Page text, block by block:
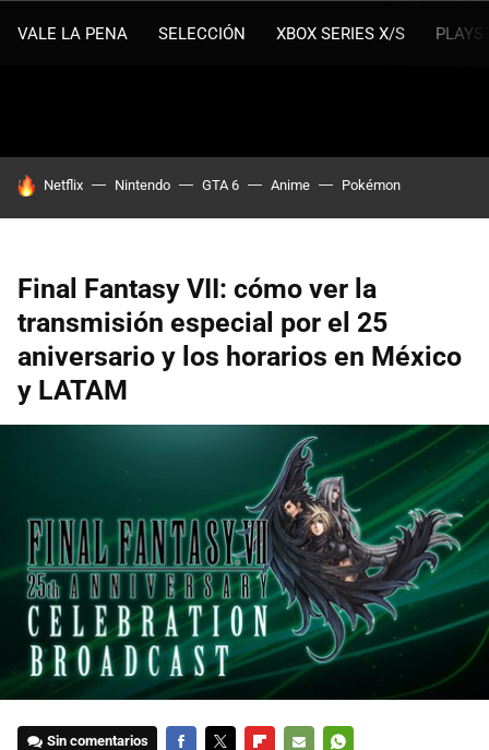
VALE LA PENA SELECCIÓN XBOX SERIES X/S
HOY SE HABLA DE
Netflix Nintendo GTA 6 Anime Pokémon
Final Fantasy VII: cómo ver la
transmisión especial por el 25
aniversario y los horarios en México
y LATAM
Sin comentarios